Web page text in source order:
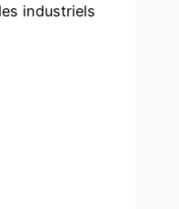
industriels